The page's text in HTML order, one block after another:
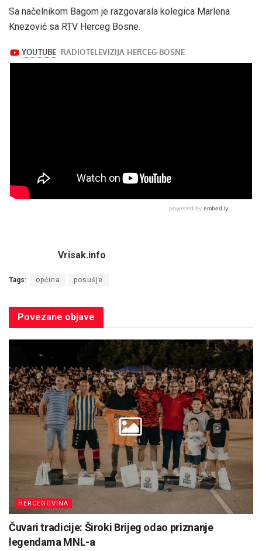
Sa načelnikom Bagom je razgovarala kolegica Marlena
Knezović sa RTV Herceg Bosne.
Vrisak.info
Tags: općina posušje
Povezane objave
HERCEGOVINA
Čuvari tradicije: Široki Brijeg odao priznanje
legendama MNL-a